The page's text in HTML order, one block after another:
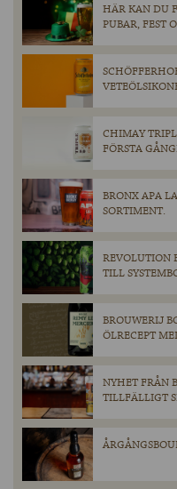
HÄR KAN DU
PUBAR, FEST
CHIMAY
FÖRSTA
BRONX APA
SORTIMENT.
REVOLUTION
TILL
BROUWERIJ
ÖLRECEPT
NYHET FRÅN
TILLFÄLLIGT